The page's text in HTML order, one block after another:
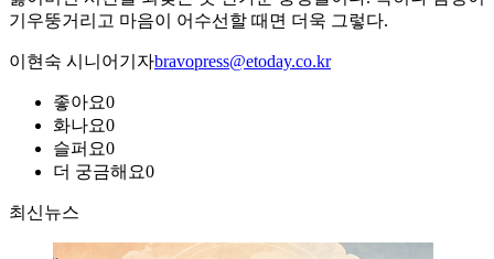
기우뚱거리고 마음이 어수선할 때면 더욱 그렇다.
이현숙 시니어기자bravopress@etoday.co.kr
좋아요0
화나요0
슬퍼요0
더 궁금해요0
최신뉴스